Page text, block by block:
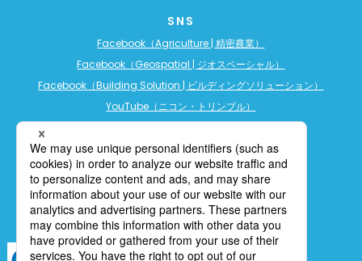
SNS
Facebook（Agriculture | 精密農業）
Facebook（Geospatial | ジオスペーシャル）
Facebook（Building Solution | ビルディングソリューション）
YouTube（ニコン・トリンブル）
YouTube（ビルディングソリューション）
LINE公式アカウント（精密農業）